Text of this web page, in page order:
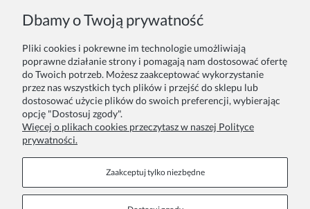
Twoja opinia:
Dbamy o Twoją prywatność
Pliki cookies i pokrewne im technologie umożliwiają
poprawne działanie strony i pomagają nam dostosować ofertę
do Twoich potrzeb. Możesz zaakceptować wykorzystanie
przez nas wszystkich tych plików i przejść do sklepu lub
dostosować użycie plików do swoich preferencji, wybierając
opcję "Dostosuj zgody".
Więcej o plikach cookies przeczytasz w naszej Polityce
prywatności.
Zaakceptuj tylko niezbędne